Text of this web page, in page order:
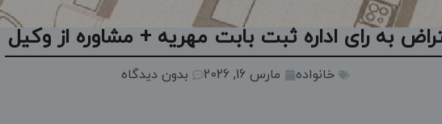
به رای اداره ثبت بابت مهریه + مشاوره از وکیل
خانواده مارس 16, 2026 بدون دیدگاه